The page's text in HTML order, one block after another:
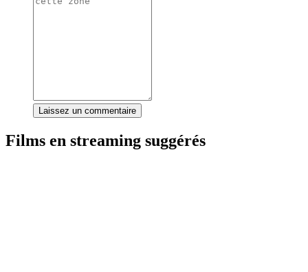
Laissez un commentaire
Films en streaming suggérés